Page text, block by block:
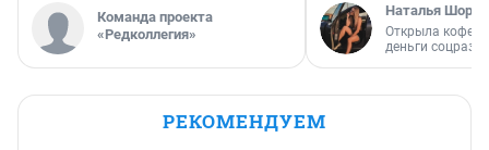
Команда проекта
«Редколлегия»
Наталья
Открыла
деньги
РЕКОМЕНДУЕМ